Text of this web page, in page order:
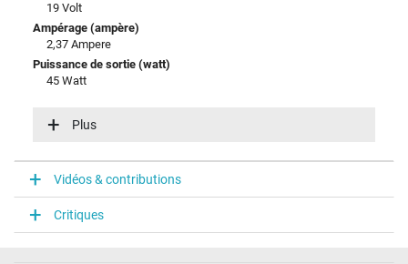
19 Volt
Ampérage (ampère)
2,37 Ampere
Puissance de sortie (watt)
45 Watt
100-240V / 50-60Hz
Connecteur du portable
Type / forme du connecteur
rond(e) / 90° coudé
Plus
Vidéos & contributions
Critiques